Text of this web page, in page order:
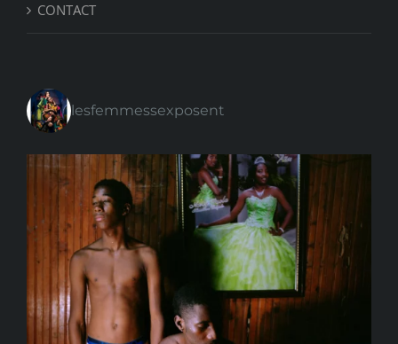
CONTACT
lesfemmessexposent